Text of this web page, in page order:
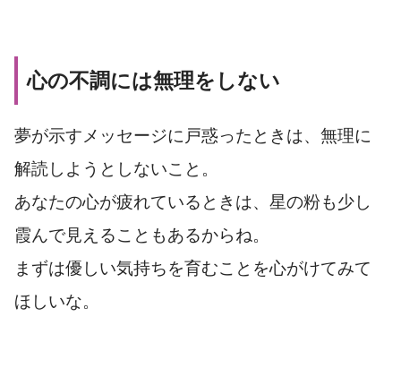
心の不調には無理をしない
夢が示すメッセージに戸惑ったときは、無理に
解読しようとしないこと。
あなたの心が疲れているときは、星の粉も少し
霞んで見えることもあるからね。
まずは優しい気持ちを育むことを心がけてみて
ほしいな。